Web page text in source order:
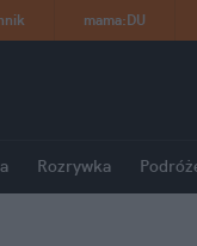
mama:DU
Rozrywka